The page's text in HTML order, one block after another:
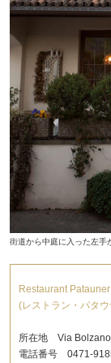
街道から中庭に入った左手
Restaurant Patauner
(レストラン・パタ
所在地 Via Bolzano
電話番号 0471-